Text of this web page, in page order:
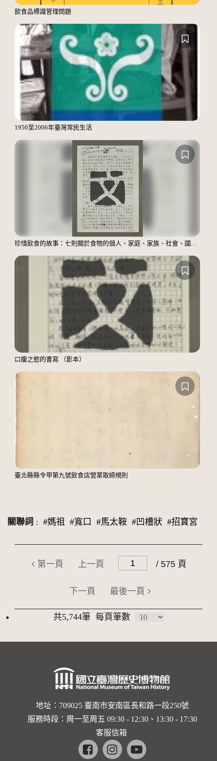
飲食品標識管理問題
1950至2006年臺灣常民生活
珍惜飲食的故事：七則關於食物的個人、家庭、家族、社會、國族記憶
口腹之慾的書寫 （影本）
臺北縣縣令甲第九號飲食店營業取締規則
關聯詞 : #媽祖 #寬口 #馬太鞍 #凹槽狀 #招寶宮
第一頁 上一頁 / 575 頁
下一頁 最後一頁
共5,744筆 每頁筆數
地址：709025 臺南市安南區長和路一段250號
服務時段：周一至周五 09:30 - 12:30、13:30 - 17:30
客服信箱
Facebookinstagramyoutube